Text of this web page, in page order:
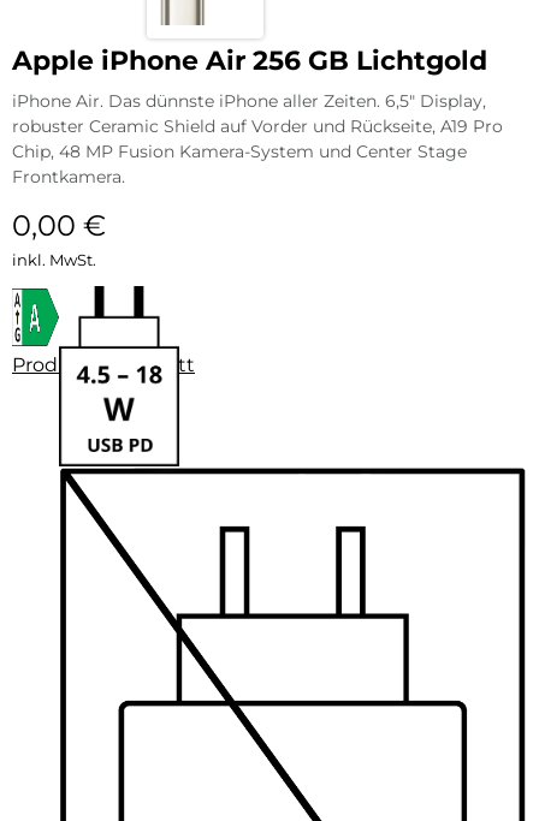
Apple iPhone Air 256 GB Lichtgold
iPhone Air. Das dünnste iPhone aller Zeiten. 6,5″ Display,
robuster Ceramic Shield auf Vorder und Rückseite, A19 Pro
Chip, 48 MP Fusion Kamera-System und Center Stage
Frontkamera.
0,00 €
inkl. MwSt.
Produktdatenblatt